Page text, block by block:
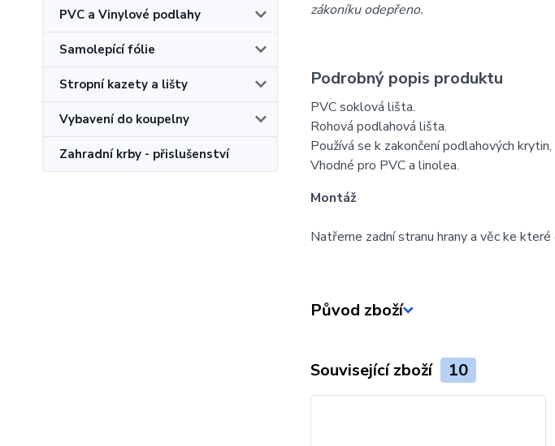
PVC a Vinylové podlahy
Samolepící fólie
Stropní kazety a lišty
Vybavení do koupelny
Zahradní krby - přislušenství
zákoníku odepřeno.
Podrobný popis produktu
PVC soklová lišta.
Rohová podlahová lišta.
Používá se k zakončení podlahových
Vhodné pro PVC a linolea.
Montáž
Natřeme zadní stranu hrany a věc ke
Původ zboží
Související zboží 10